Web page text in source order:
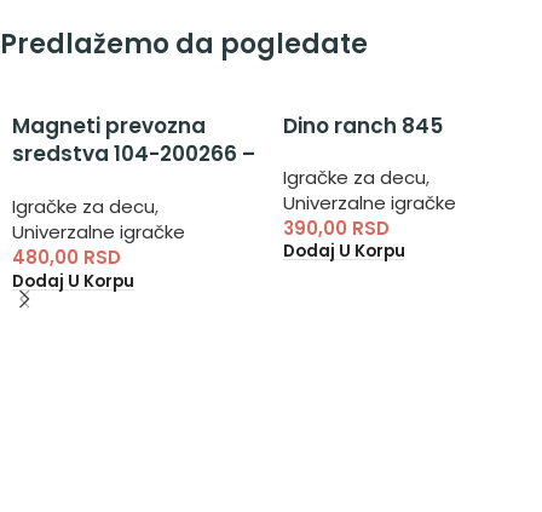
Predlažemo da pogledate
Magneti prevozna
sredstva 104-200266 –
Igračke za decu,
Univerzalne igračke
480,00 RSD
Dodaj U Korpu
Dino ranch 845
Igračke za decu,
Univerzalne igračke
390,00 RSD
Dodaj U Korpu